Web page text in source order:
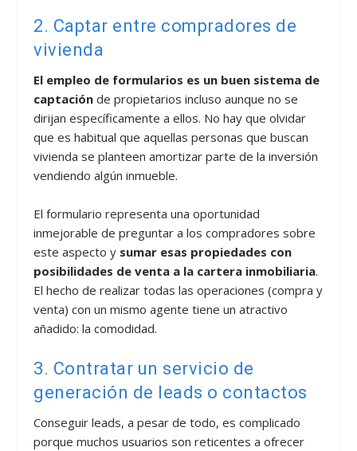
2. Captar entre compradores de
vivienda
El empleo de formularios es un buen sistema de
captación de propietarios incluso aunque no se
dirijan específicamente a ellos. No hay que olvidar
que es habitual que aquellas personas que buscan
vivienda se planteen amortizar parte de la inversión
vendiendo algún inmueble.
El formulario representa una oportunidad
inmejorable de preguntar a los compradores sobre
este aspecto y sumar esas propiedades con
posibilidades de venta a la cartera inmobiliaria.
El hecho de realizar todas las operaciones (compra y
venta) con un mismo agente tiene un atractivo
añadido: la comodidad.
3. Contratar un servicio de
generación de leads o contactos
Conseguir leads, a pesar de todo, es complicado
porque muchos usuarios son reticentes a ofrecer